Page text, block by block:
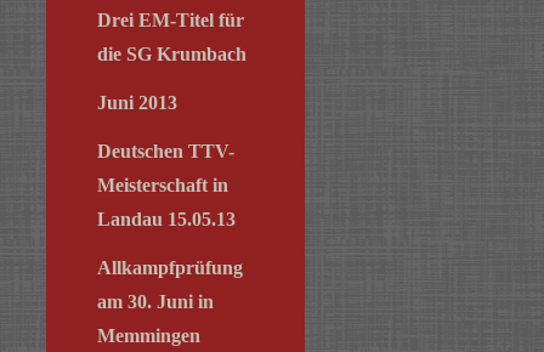
Drei EM-Titel für
die SG Krumbach
Juni 2013
Deutschen TTV-
Meisterschaft in
Landau 15.05.13
Allkampfprüfung
am 30. Juni in
Memmingen